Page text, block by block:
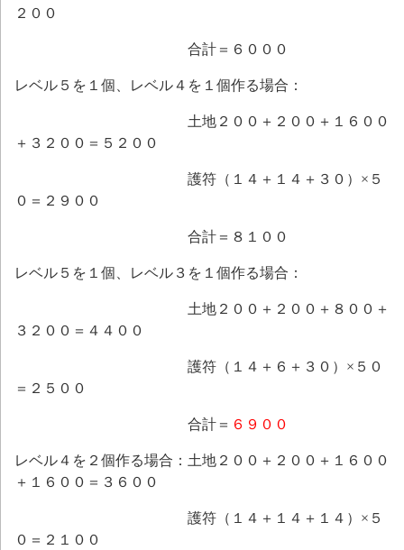
２００
合計＝６０００
レベル５を１個、レベル４を１個作る場合：
土地２００＋２００＋１６００
＋３２００＝５２００
護符（１４＋１４＋３０）×５
０＝２９００
合計＝８１００
レベル５を１個、レベル３を１個作る場合：
土地２００＋２００＋８００＋
３２００＝４４００
護符（１４＋６＋３０）×５０
＝２５００
合計＝ ６９００
レベル４を２個作る場合：土地２００＋２００＋１６００
＋１６００＝３６００
護符（１４＋１４＋１４）×５
０＝２１００